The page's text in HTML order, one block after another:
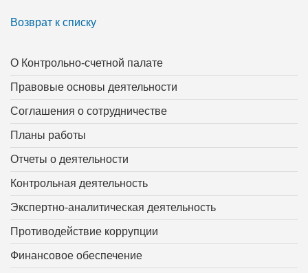
О Контрольно-счетной палате
Правовые основы деятельности
Соглашения о сотрудничестве
Планы работы
Отчеты о деятельности
Контрольная деятельность
Экспертно-аналитическая деятельность
Противодействие коррупции
Финансовое обеспечение
Возврат к списку